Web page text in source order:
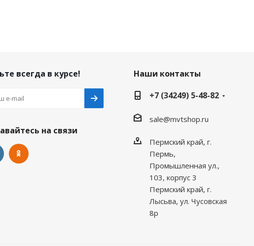
всегда в курсе!
на связи
Наши контакты
+7 (34249) 5-48-82
sale@mvtshop.ru
Пермский край, г.
Пермь,
Промышленная ул.,
103, корпус 3
Пермский край, г.
Лысьва, ул. Чусовская
8р